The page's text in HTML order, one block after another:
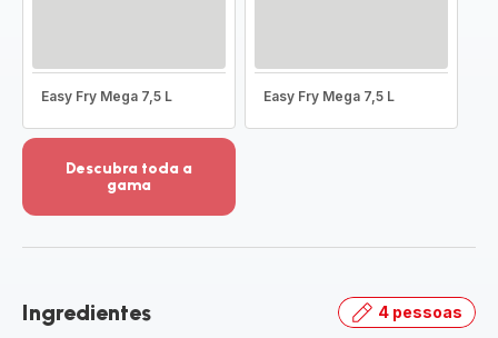
Easy Fry Mega 7,5 L Easy Fry Mega 7,5 L
Descubra toda a
gama
detalhes
toda
Ingredientes 4 pessoas